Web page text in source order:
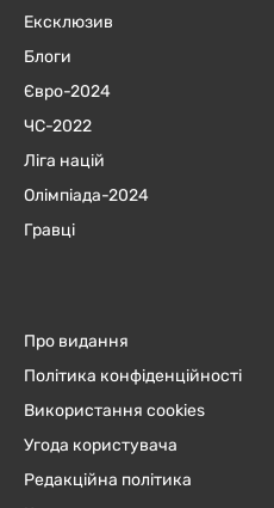
Ексклюзив
Блоги
Євро-2024
ЧC-2022
Ліга націй
Олімпіада-2024
Гравці
Про видання
Політика конфіденційності
Використання cookies
Угода користувача
Редакційна політика